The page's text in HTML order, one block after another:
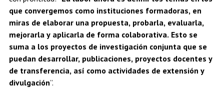
que convergemos como instituciones formadoras, en
miras de elaborar una propuesta, probarla, evaluarla,
mejorarla y aplicarla de forma colaborativa. Esto se
suma a los proyectos de investigación conjunta que se
puedan desarrollar, publicaciones, proyectos docentes y
de transferencia, así como actividades de extensión y
divulgación”.